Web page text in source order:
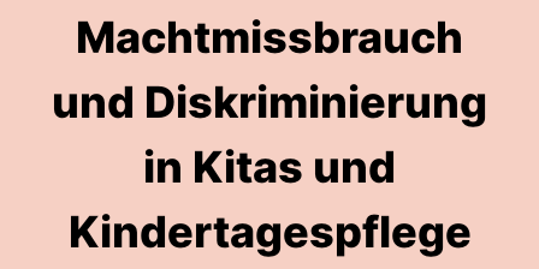
Machtmissbrauch
und Diskriminierung
in Kitas und
Kindertagespflege